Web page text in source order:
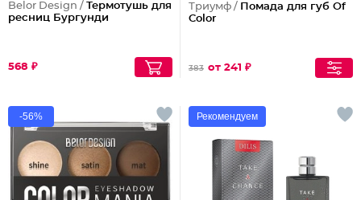
Belor Design / Термотушь для
ресниц Бургунди
568 ₽
Триумф / Помада для губ Of
Color
383 от 241 ₽
-56% Рекомендуем